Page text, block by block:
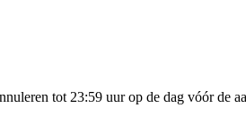
tot 23:59 uur op de dag vóór de